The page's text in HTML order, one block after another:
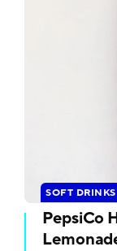
SOFT DRINKS
PepsiCo